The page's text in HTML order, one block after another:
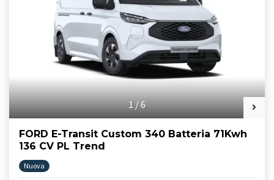
1/6
FORD E-Transit Custom 340 Batteria 71Kwh
136 CV PL Trend
Nuova